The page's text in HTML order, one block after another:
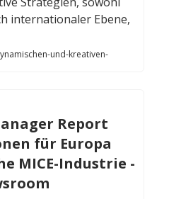
internationaler Ebene,
und-kreativen-
Report
für Europa
MICE-Industrie -